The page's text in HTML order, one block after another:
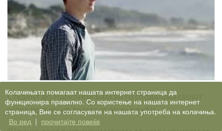
Студент во Нарконон Балкан го споделува својот
успех постигнат токму со овие вежби.
Колачињата помагаат нашата интернет страница да
функционира правилно. Со користење на нашата интернет
страница, Вие се согласувате на нашата употреба на колачиња.
Во ред | прочитајте повеќе